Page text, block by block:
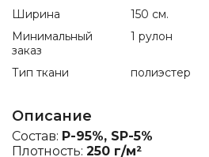
Ширина
150 см.
Минимальный
заказ
1 рулон
Тип ткани полиэстер
Описание
Состав: P-95%, SP-5%
Плотность: 250 г/м²